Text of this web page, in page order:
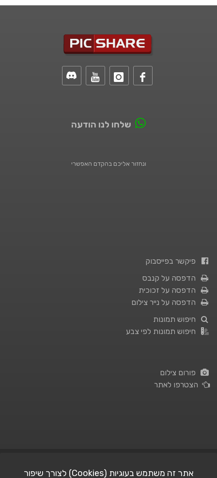
שלחו לנו הודעה
ונחזור אליכם בהקדם האפשרי
פיקשר בפייסבוק
הדפסה על קנבס
הדפסה על זכוכית
הדפסה על נייר צילום
חיפוש תמונות
חיפוש תמונות לפי צבע
פורום צילום
הצטרפו לאתר
אתר זה משתמש בעוגיות (Cookies) לצורך שיפור